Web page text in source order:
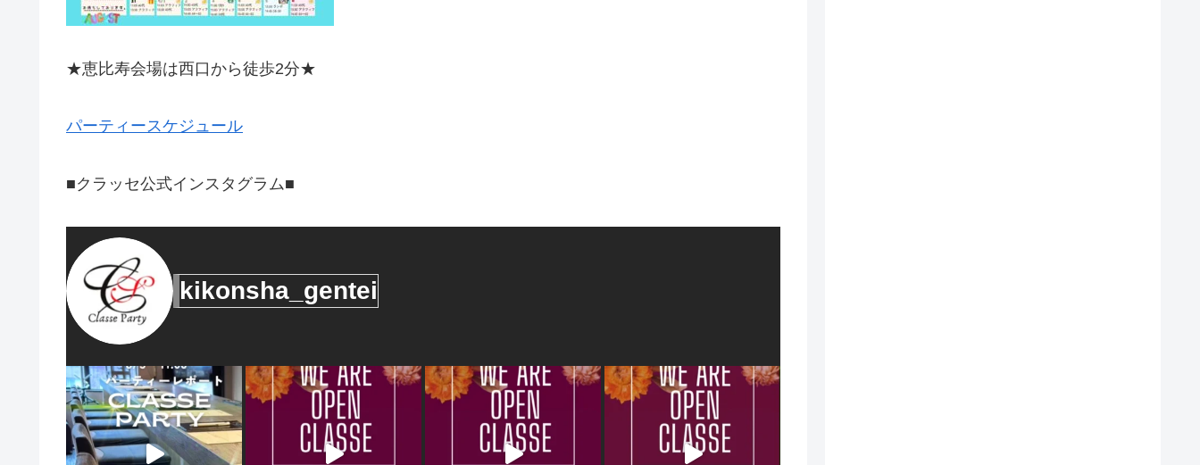
★恵比寿会場は西口から徒歩2分★
パーティースケジュール
■クラッセ公式インスタグラム■
kikonsha_gentei